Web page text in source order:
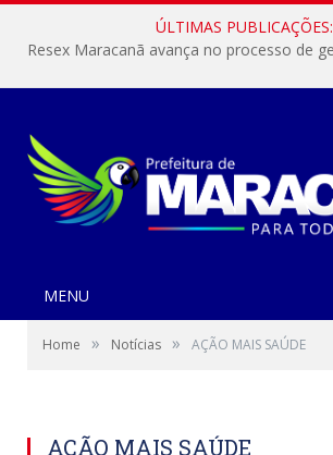
ÚLTIMAS PUBLICAÇÕES:
MENU
Home » Notícias » AÇÃO MAIS SAÚDE
AÇÃO MAIS SAÚDE